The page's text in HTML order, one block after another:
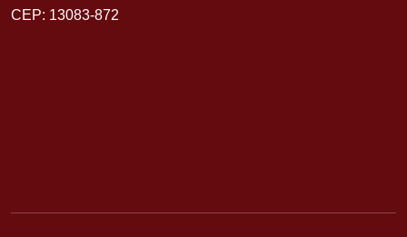
CEP: 13083-872